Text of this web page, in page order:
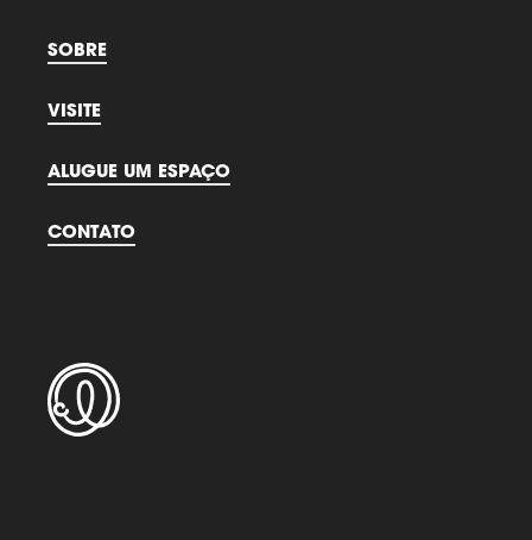
SOBRE
VISITE
ALUGUE UM ESPAÇO
CONTATO